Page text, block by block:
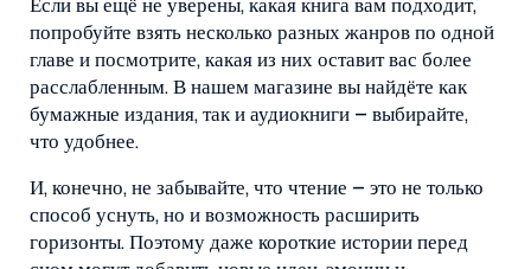
Если вы ещё не уверены, какая книга вам подходит,
попробуйте взять несколько разных жанров по одной
главе и посмотрите, какая из них оставит вас более
расслабленным. В нашем магазине вы найдёте как
бумажные издания, так и аудиокниги – выбирайте,
что удобнее.
И, конечно, не забывайте, что чтение – это не только
способ уснуть, но и возможность расширить
горизонты. Поэтому даже короткие истории перед